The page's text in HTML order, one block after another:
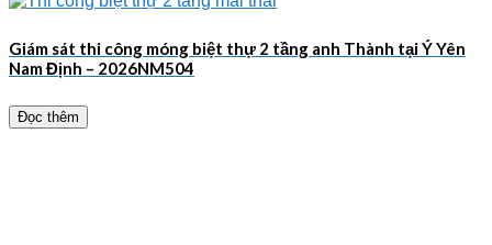
Giám sát thi công móng biệt thự 2 tầng anh Thành tại Ý Yên
Nam Định – 2026NM504
Đọc thêm